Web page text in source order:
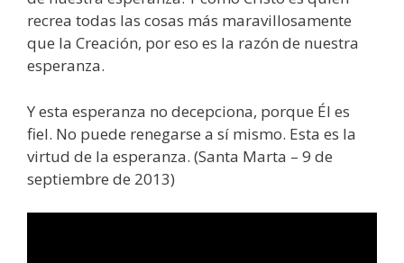
recrea todas las cosas más maravillosamente
que la Creación, por eso es la razón de nuestra
esperanza.
Y esta esperanza no decepciona, porque Él es
fiel. No puede renegarse a sí mismo. Esta es la
virtud de la esperanza. (Santa Marta – 9 de
septiembre de 2013)